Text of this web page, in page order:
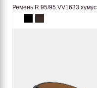
Ремень R.95/95.VV1633.хумус